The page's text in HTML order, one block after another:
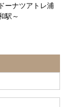
ーナツアトレ浦
駅～